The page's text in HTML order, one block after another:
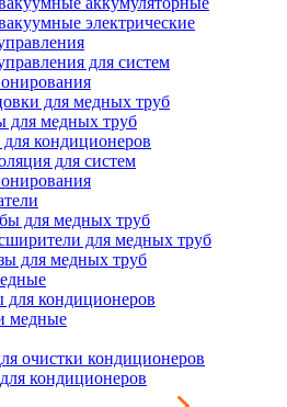
электрические
для систем
для медных труб
для медных труб
кондиционеров
для систем
для медных труб
для медных труб
для медных труб
для кондиционеров
медные
очистки кондиционеров
кондиционеров